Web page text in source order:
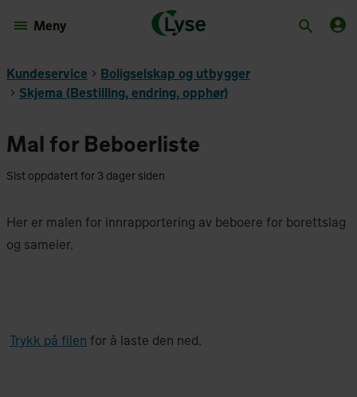
Meny
Kundeservice
Boligselskap og utbygger
Skjema (Bestilling, endring, opphør)
Mal for Beboerliste
Sist oppdatert for 3 dager siden
Her er malen for innrapportering av beboere for borettslag
og sameier.
Trykk på filen for å laste den ned.